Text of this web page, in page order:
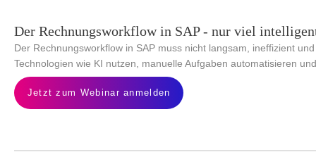
Der Rechnungsworkflow in SAP - nur viel
Der Rechnungsworkflow in SAP muss nicht langsam, ineffizient
Technologien wie KI nutzen, manuelle Aufgaben automatisieren
Jetzt zum Webinar anmelden